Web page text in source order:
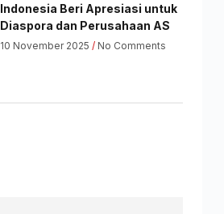
Indonesia Beri Apresiasi untuk
Diaspora dan Perusahaan AS
10 November 2025 No Comments